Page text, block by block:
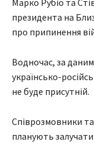
Марко Рубіо та
президента на
про припинення
Водночас, за
українсько-
не буде присутній.
Співрозмовники
планують